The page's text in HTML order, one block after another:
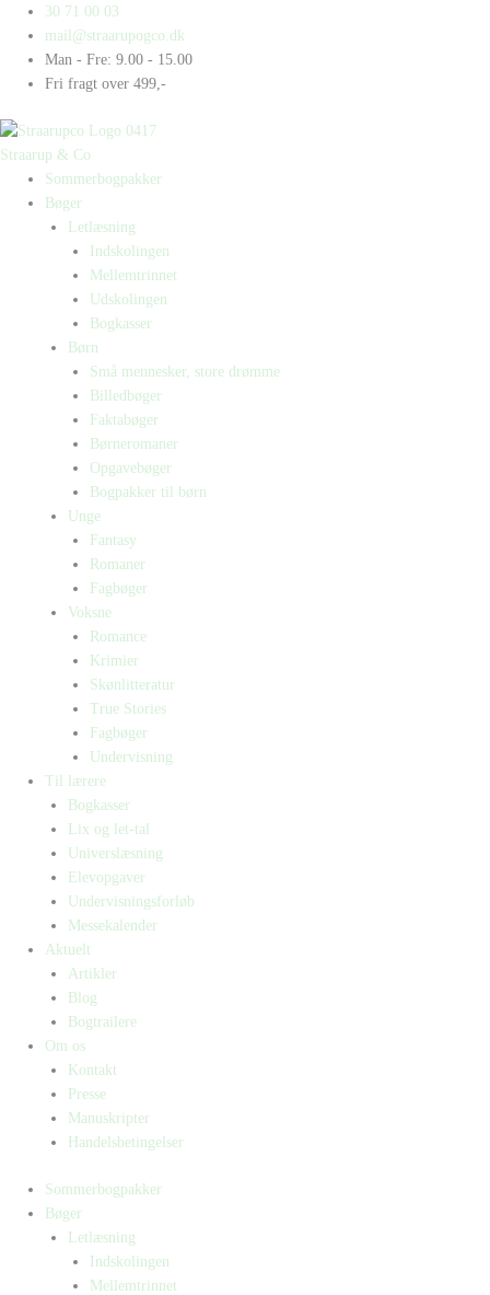
indholdet
30 71 00 03
mail@straarupogco.dk
Man - Fre: 9.00 - 15.00
Fri fragt over 499,-
Straarup & Co
Sommerbogpakker
Bøger
Letlæsning
Indskolingen
Mellemtrinnet
Udskolingen
Bogkasser
Børn
Små mennesker, store drømme
Billedbøger
Faktabøger
Børneromaner
Opgavebøger
Bogpakker til børn
Unge
Fantasy
Romaner
Fagbøger
Voksne
Romance
Krimier
Skønlitteratur
True Stories
Fagbøger
Undervisning
Til lærere
Bogkasser
Lix og let-tal
Universlæsning
Elevopgaver
Undervisningsforløb
Messekalender
Aktuelt
Artikler
Blog
Bogtrailere
Om os
Kontakt
Presse
Manuskripter
Handelsbetingelser
Sommerbogpakker
Bøger
Letlæsning
Indskolingen
Mellemtrinnet
Products
search
Products
search